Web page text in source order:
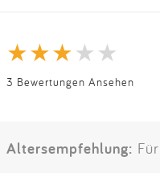
3 Bewertungen Ansehen
Altersempfehlung: